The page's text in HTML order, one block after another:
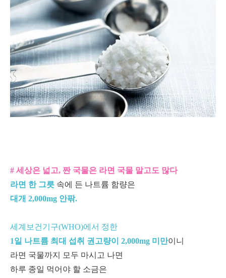
# 세상은 넓고, 짠 국물은 라면 국물 말고도 많다
라면 한 그릇 속에 든 나트륨 함량은
대개 2,000mg 안팎.
세계보건기구(WHO)에서 정한
1일 나트륨 최대 섭취 권고량이 2,000mg 미만이니
라면 국물까지 모두 마시고 나면
하루 종일 먹어야 할 소금은